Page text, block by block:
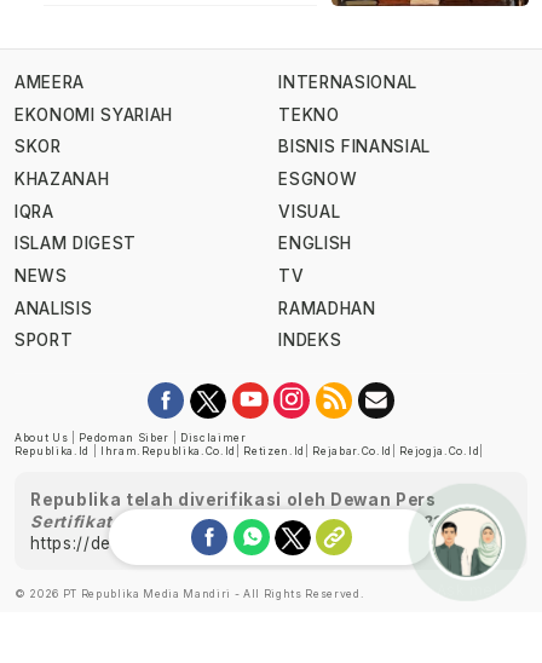
AMEERA
EKONOMI SYARIAH
SKOR
KHAZANAH
IQRA
ISLAM DIGEST
NEWS
ANALISIS
SPORT
INTERNASIONAL
TEKNO
BISNIS FINANSIAL
ESGNOW
VISUAL
ENGLISH
TV
RAMADHAN
INDEKS
About Us Pedoman Siber
Disclaimer
Republika.id
Ihram.republika.co.id Retizen.id Rejabar.co.id Rejogja.co.id
Republika telah diverifikasi oleh Dewan Pers
Sertifikat Nomor 1058/DP-Verifikasi/K/XII/2022
https://dewanpers.or.id/data/perusahaanpers
© 2026 PT Republika Media Mandiri - All Rights Reserved. Ask me!